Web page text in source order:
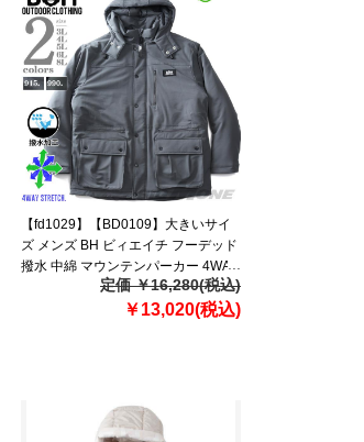
【fd1029】【BD0109】大きいサイ
ズ メンズ BH ビィエイチ フーデッド
撥水 中綿 マウンテンパーカー 4WAY
ストレッチ bhb-240501定価 ￥16,280(税込)
￥13,020(税込)